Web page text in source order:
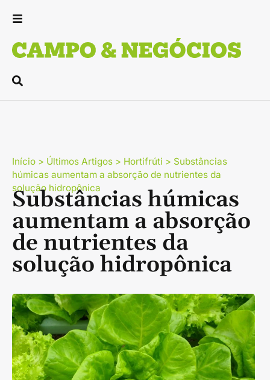
Início > Últimos Artigos > Hortifrúti > Substâncias
húmicas aumentam a absorção de nutrientes da
solução hidropônica
Substâncias húmicas
aumentam a absorção
de nutrientes da
solução hidropônica